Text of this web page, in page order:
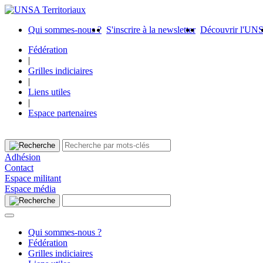
Qui sommes-nous ? S'inscrire à la newsletter Découvrir
Fédération
|
Grilles indiciaires
|
Liens utiles
|
Espace partenaires
Adhésion
Contact
Espace militant
Espace média
Qui sommes-nous ?
Fédération
Grilles indiciaires